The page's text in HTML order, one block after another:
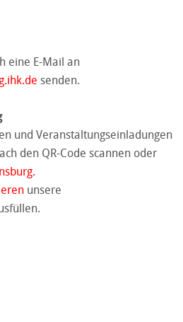
eine E-Mail an
senden.
und Veranstaltungseinladungen
den QR-Code scannen oder
unsere